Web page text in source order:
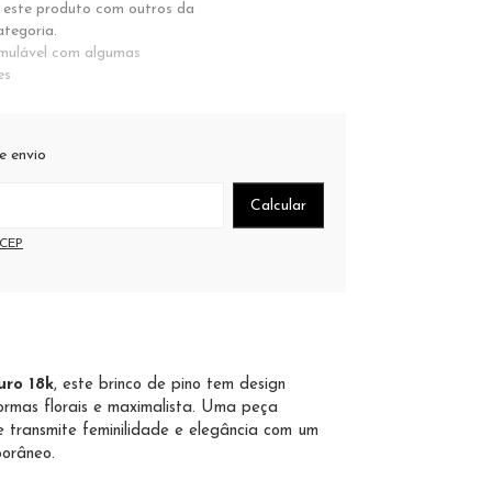
este produto com outros da
com algumas
envio
Calcular
18k, este brinco de pino tem design
florais e maximalista. Uma peça
transmite feminilidade e elegância com um